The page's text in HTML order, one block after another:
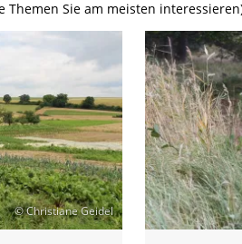
Biologische Vielfalt
Naturverträgliche
Atomkraft
Flächenversiegelung
Wald und
Kormoran
Moorschutz ist
Jagd in Bayern
Life-Projekt
Life-Projekt
Life-Projekt
Burkina Faso
Vogelmord
Gobibär
Kuckuck
Themen Sie am meisten
© Christiane Geidel